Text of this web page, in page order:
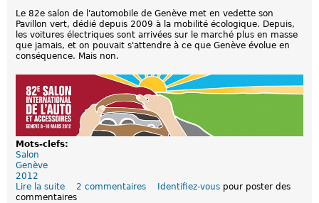
0
1
2
1
/
Q
u
o
i
e
e
Le 82e salon de l'automobile de Genève met en vedette son
Pavillon vert, dédié depuis 2009 à la mobilité écologique. Depuis,
les voitures électriques sont arrivées sur le marché plus en masse
que jamais, et on pouvait s'attendre à ce que Genève évolue en
conséquence. Mais non.
Mots-clefs:
Salon
Genève
2012
Lire la suite
e
2 commentaires Identifiez-vous pour poster des
commentaires